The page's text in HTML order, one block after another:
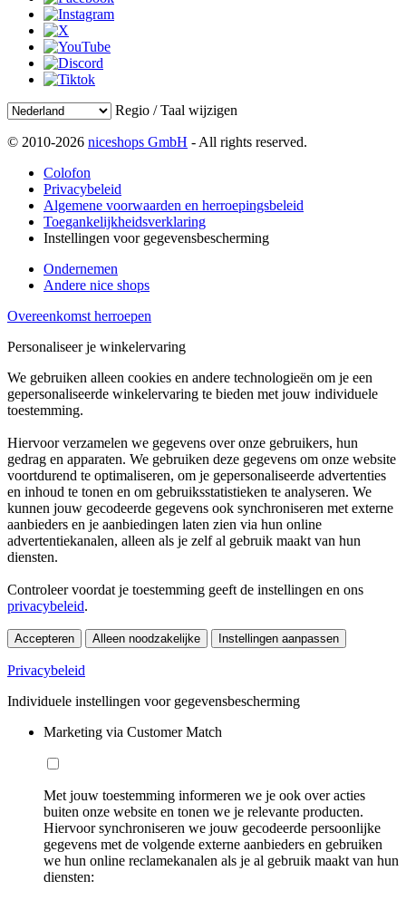
Regio / Taal wijzigen
© 2010-2026 niceshops GmbH - All rights reserved.
Colofon
Privacybeleid
Algemene voorwaarden en herroepingsbeleid
Toegankelijkheidsverklaring
Instellingen voor gegevensbescherming
Ondernemen
Andere nice shops
Overeenkomst herroepen
Personaliseer je winkelervaring
We gebruiken alleen cookies en andere technologieën om je een
gepersonaliseerde winkelervaring te bieden met jouw individuele
toestemming.
Hiervoor verzamelen we gegevens over onze gebruikers, hun
gedrag en apparaten. We gebruiken deze gegevens om onze website
voortdurend te optimaliseren, om je gepersonaliseerde advertenties
en inhoud te tonen en om gebruiksstatistieken te analyseren. We
kunnen jouw gecodeerde gegevens ook synchroniseren met externe
aanbieders en je aanbiedingen laten zien via hun online
advertentiekanalen, alleen als je zelf al gebruik maakt van hun
diensten.
Controleer voordat je toestemming geeft de instellingen en ons
privacybeleid.
Accepteren Alleen noodzakelijke Instellingen aanpassen
Privacybeleid
Individuele instellingen voor gegevensbescherming
Marketing via Customer Match
Met jouw toestemming informeren we je ook over acties
buiten onze website en tonen we je relevante producten.
Hiervoor synchroniseren we jouw gecodeerde persoonlijke
gegevens met de volgende externe aanbieders en gebruiken
we hun online reclamekanalen als je al gebruik maakt van hun
diensten: